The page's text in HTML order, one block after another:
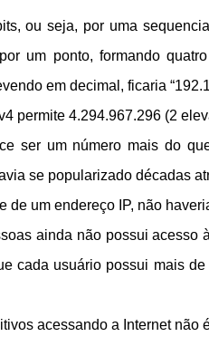
ou seja, por uma
um ponto, formando
em decimal, ficaria
permite 4.294.967.296 (2
ser um número mais do
se popularizado décadas
de um endereço IP, não
ainda não possui acesso
cada usuário possui mais
acessando a Internet